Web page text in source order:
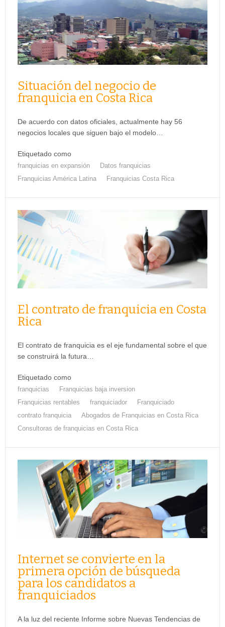
Situación del negocio de
franquicia en Costa Rica
De acuerdo con datos oficiales, actualmente hay 56
negocios locales que siguen bajo el modelo…
Etiquetado como
franquicias en expansión
Datos franquicias
Franquicias América Latina
Franquicias Costa Rica
El contrato de franquicia en Costa
Rica
El contrato de franquicia es el eje fundamental sobre el que
se construirá la futura…
Etiquetado como
franquicias
Franquicias baja inversion
Franquicias rentables
franquiciador
Franquiciado
contrato franquicia
Abogados de Franquicias en Costa Rica
Consultoras de franquicias en Costa Rica
Internet se convierte en la
primera opción de búsqueda
para los candidatos a
franquiciados
A la luz del reciente Informe sobre Nuevas Tendencias de